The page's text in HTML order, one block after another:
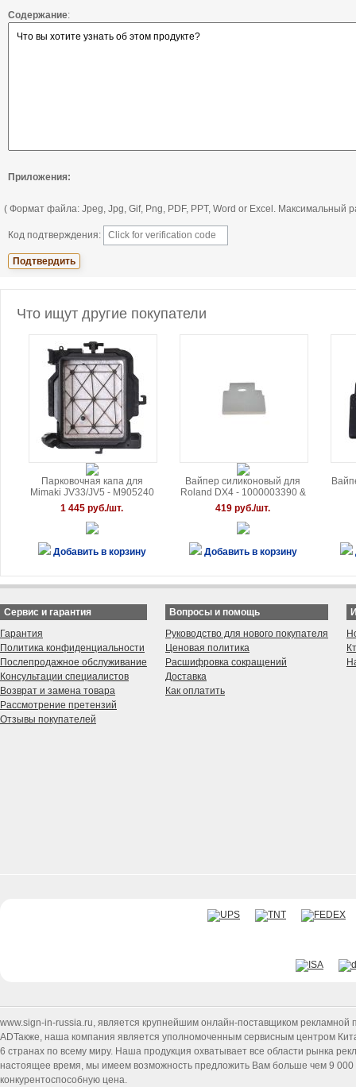
Содержание:
Приложения:
( Формат файла: Jpeg, Jpg, Gif, Png, PDF, PPT, Word or Excel. Максимальный
Код подтверждения:
Что ищут другие покупатели
Парковочная капа для
Mimaki JV33/JV5 - M905240
1 445 руб./шт.
Добавить в корзину
Вайпер силиконовый для
Roland DX4 - 1000003390 &
11379105
419 руб./шт.
Добавить в корзину
Сервис и гарантия
Гарантия
Политика конфиденциальности
Послепродажное обслуживание
Консультации специалистов
Возврат и замена товара
Рассмотрение претензий
Отзывы покупателей
Вопросы и помощь
Руководство для нового покупателя
Ценовая политика
Расшифровка сокращений
Доставка
Как оплатить
www.sign-in-russia.ru, является крупнейшим онлайн-поставщиком рекламной
ADТакже, наша компания является уполномоченным сервисным центром
6 странах по всему миру. Наша продукция охватывает все области рынка
настоящее время, мы имеем возможность предложить Вам больше чем 9 000
конкурентоспособную цена.